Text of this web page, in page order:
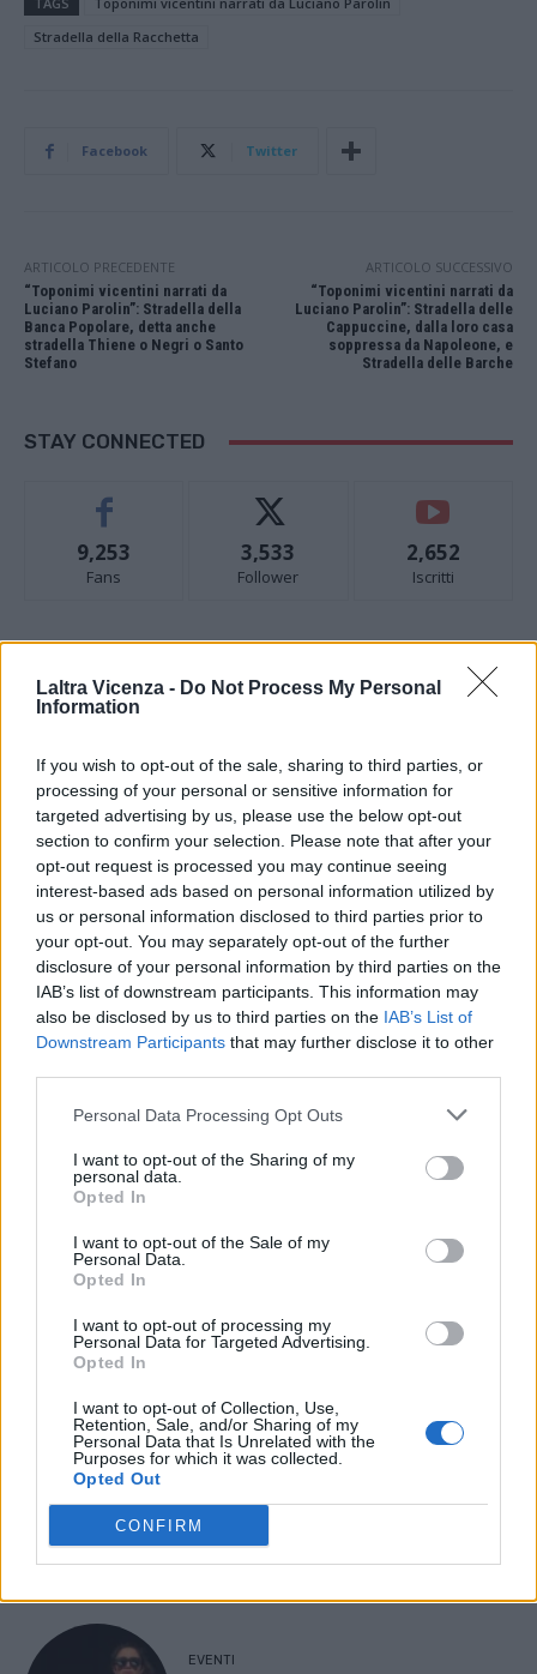
Laltra Vicenza - Do Not Process My Personal
Information
If you wish to opt-out of the sale, sharing to third parties, or
processing of your personal or sensitive information for
targeted advertising by us, please use the below opt-out
section to confirm your selection. Please note that after your
opt-out request is processed you may continue seeing
interest-based ads based on personal information utilized by
us or personal information disclosed to third parties prior to
your opt-out. You may separately opt-out of the further
disclosure of your personal information by third parties on the
IAB’s list of downstream participants. This information may
also be disclosed by us to third parties on the IAB’s List of
Downstream Participants that may further disclose it to other
Personal Data Processing Opt Outs
I want to opt-out of the Sharing of my
personal data.
Opted In
I want to opt-out of the Sale of my
Personal Data.
Opted In
I want to opt-out of processing my
Personal Data for Targeted Advertising.
Opted In
I want to opt-out of Collection, Use,
Retention, Sale, and/or Sharing of my
Personal Data that Is Unrelated with the
Purposes for which it was collected.
Opted Out
CONFIRM
Stradella della Racchetta
Facebook Twitter
ARTICOLO PRECEDENTE
“Toponimi vicentini narrati da
Luciano Parolin”: Stradella della
Banca Popolare, detta anche
stradella Thiene o Negri o Santo
Stefano
ARTICOLO SUCCESSIVO
“Toponimi vicentini narrati da
Luciano Parolin”: Stradella delle
Cappuccine, dalla loro casa
soppressa da Napoleone, e
Stradella delle Barche
STAY CONNECTED
9,253
Fans
3,533
Follower
2,652
Iscritti
ULTIMI ARTICOLI
Montecchio Maggiore, al Castello di
Romeo arrivano “Le nozze di Figaro” di
Mozart per Vicenza in Lirica
Ferragosto: Gallerie d’Italia Intesa
Paolo Gnutti premiato come eccellenza
veneta nel mondo all’International
Berici in Festival 2026: a Lonigo “Little
Italy, sulla strada del sogno”
EVENTI